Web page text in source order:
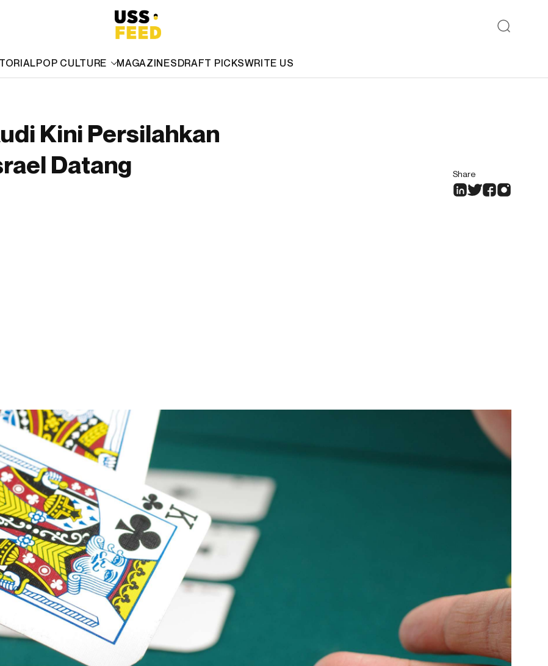
POP CULTURE MAGAZINESDRAFT PICKSWRITE US
Kini Persilahkan
Datang
Share